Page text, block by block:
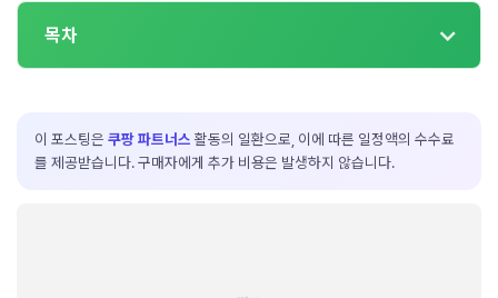
목차
이 포스팅은 쿠팡 파트너스 활동의 일환으로, 이에 따른 일정액의 수수료
를 제공받습니다. 구매자에게 추가 비용은 발생하지 않습니다.